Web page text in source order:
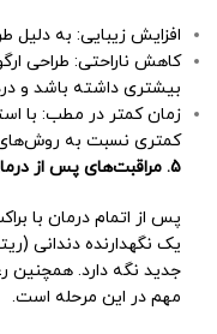
افزایش زیبایی: به دلیل
کاهش ناراحتی: طراحی
بیشتری داشته باشد و
زمان کمتر در مطب: با
کمتری نسبت به روش‌های
5. مراقبت‌های پس از درمان
پس از اتمام درمان با
یک نگهدارنده دندانی
جدید نگه دارد. همچنین
مهم در این مرحله است.